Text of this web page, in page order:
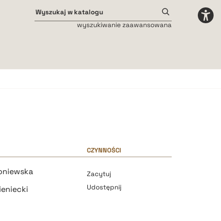
wyszukiwanie zaawansowana
CZYNNOŚCI
Zacytuj
Udostępnij